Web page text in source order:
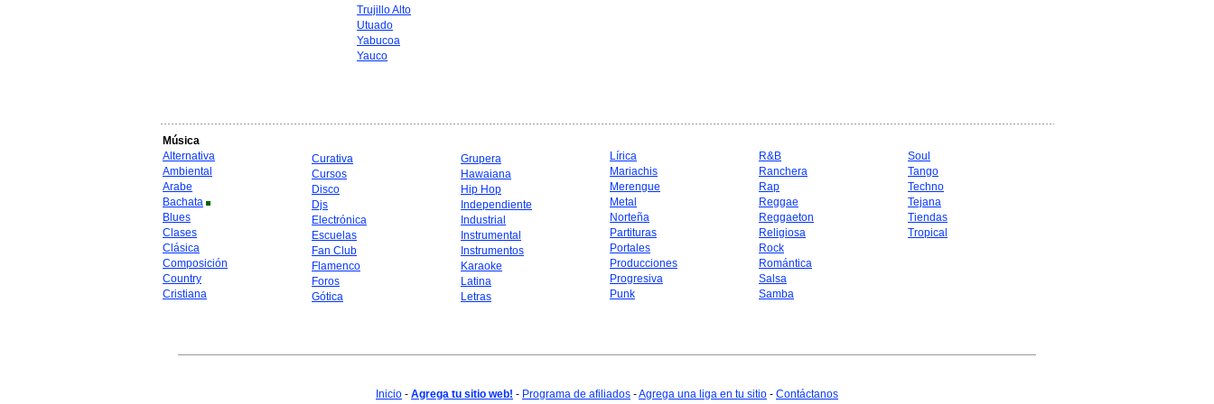
Trujillo Alto
Utuado
Yabucoa
Yauco
Música
Alternativa
Ambiental
Arabe
Bachata
Blues
Clases
Clásica
Composición
Country
Cristiana
Curativa
Cursos
Disco
Djs
Electrónica
Escuelas
Fan Club
Flamenco
Foros
Gótica
Grupera
Hawaiana
Hip Hop
Independiente
Industrial
Instrumental
Instrumentos
Karaoke
Latina
Letras
Lírica
Mariachis
Merengue
Metal
Norteña
Partituras
Portales
Producciones
Progresiva
Punk
R&B
Ranchera
Rap
Reggae
Reggaeton
Religiosa
Rock
Romántica
Salsa
Samba
Soul
Tango
Techno
Tejana
Tiendas
Tropical
Inicio - Agrega tu sitio web! - Programa de afiliados -Agrega una liga en tu sitio - Contáctanos